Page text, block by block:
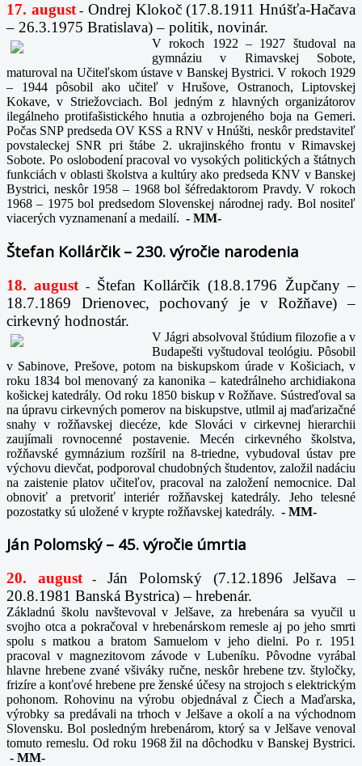
17. august- Ondrej Klokoč (17.8.1911 Hnúšťa-Hačava
– 26.3.1975 Bratislava) – politik, novinár.
V rokoch 1922 – 1927 študoval na
gymnáziu v Rimavskej Sobote,
maturoval na Učiteľskom ústave v Banskej Bystrici. V rokoch 1929
– 1944 pôsobil ako učiteľ v Hrušove, Ostranoch, Liptovskej
Kokave, v Striežovciach. Bol jedným z hlavných organizátorov
ilegálneho protifašistického hnutia a ozbrojeného boja na Gemeri.
Počas SNP predseda OV KSS a RNV v Hnúšti, neskôr predstaviteľ
povstaleckej SNR pri štábe 2. ukrajinského frontu v Rimavskej
Sobote. Po oslobodení pracoval vo vysokých politických a štátnych
funkciách v oblasti školstva a kultúry ako predseda KNV v Banskej
Bystrici, neskôr 1958 – 1968 bol šéfredaktorom Pravdy. V rokoch
1968 – 1975 bol predsedom Slovenskej národnej rady. Bol nositeľ
viacerých vyznamenaní a medailí. - MM-
Štefan Kollárčik – 230. výročie narodenia
18. august -
Štefan Kollárčik (18.8.1796 Župčany –
18.7.1869 Drienovec, pochovaný je v Rožňave) –
cirkevný hodnostár.
V Jágri absolvoval štúdium filozofie a v
Budapešti vyštudoval teológiu. Pôsobil
v Sabinove, Prešove, potom na biskupskom úrade v Košiciach, v
roku 1834 bol menovaný za kanonika – katedrálneho archidiakona
košickej katedrály. Od roku 1850 biskup v Rožňave. Sústreďoval sa
na úpravu cirkevných pomerov na biskupstve, utlmil aj maďarizačné
snahy v rožňavskej diecéze, kde Slováci v cirkevnej hierarchii
zaujímali rovnocenné postavenie. Mecén cirkevného školstva,
rožňavské gymnázium rozšíril na 8-triedne, vybudoval ústav pre
výchovu dievčat, podporoval chudobných študentov, založil nadáciu
na zaistenie platov učiteľov, pracoval na založení nemocnice. Dal
obnoviť a pretvoriť interiér rožňavskej katedrály. Jeho telesné
pozostatky sú uložené v krypte rožňavskej katedrály. - MM-
Ján Polomský – 45. výročie úmrtia
20. august-
Ján Polomský (7.12.1896 Jelšava –
20.8.1981 Banská Bystrica) – hrebenár.
Základnú školu navštevoval v Jelšave, za hrebenára sa vyučil u
svojho otca a pokračoval v hrebenárskom remesle aj po jeho smrti
spolu s matkou a bratom Samuelom v jeho dielni. Po r. 1951
pracoval v magnezitovom závode v Lubeníku. Pôvodne vyrábal
hlavne hrebene zvané všiváky ručne, neskôr hrebene tzv. štyločky,
frizíre a konťové hrebene pre ženské účesy na strojoch s elektrickým
pohonom. Rohovinu na výrobu objednával z Čiech a Maďarska,
výrobky sa predávali na trhoch v Jelšave a okolí a na východnom
Slovensku. Bol posledným hrebenárom, ktorý sa v Jelšave venoval
tomuto remeslu. Od roku 1968 žil na dôchodku v Banskej Bystrici.
- MM-